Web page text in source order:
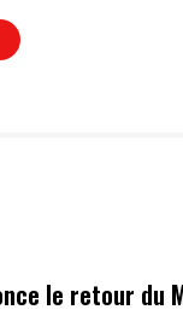
le retour du